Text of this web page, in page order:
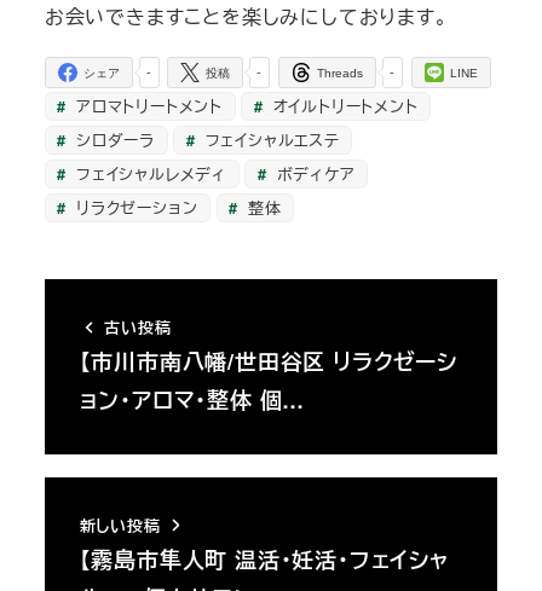
お会いできますことを楽しみにしております。
-
シェア -
投稿 -
Threads LINE
アロマトリートメント
オイルトリートメント
シロダーラ
フェイシャルエステ
フェイシャルレメディ
ボディケア
リラクゼーション
整体
古い投稿
【市川市南八幡/世田谷区 リラクゼーシ
ョン・アロマ・整体 個…
新しい投稿
【霧島市隼人町 温活・妊活・フェイシャ